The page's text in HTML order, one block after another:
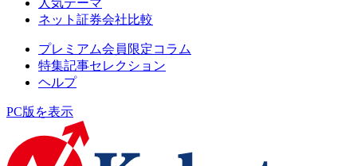
人気テーマ
ネット証券会社比較
プレミアム会員限定コラム
特集記事セレクション
ヘルプ
PC版を表示